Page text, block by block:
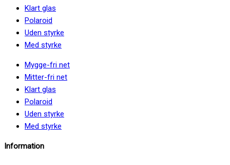
Klart glas
Polaroid
Uden styrke
Med styrke
Mygge-fri net
Mitter-fri net
Klart glas
Polaroid
Uden styrke
Med styrke
Information